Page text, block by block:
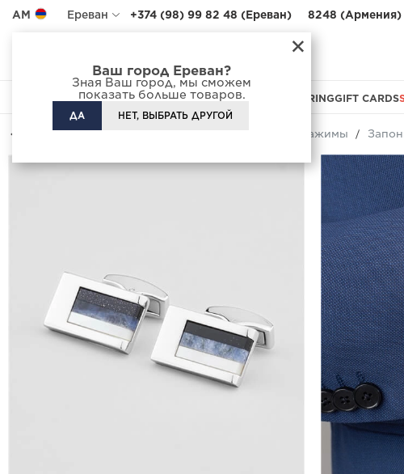
×
Ваш город Ереван?
Зная Ваш город, мы сможем
показать больше товаров.
ДА НЕТ, ВЫБРАТЬ ДРУГОЙ
AM Ереван +374 (98) 99 82 48 (Ереван) 8248 (Армения)
FOOTWEAR BAGSACCESSORIESCUSTOM TAILORINGGIFT CARDS
Назад Каталог Запонки и зажимы